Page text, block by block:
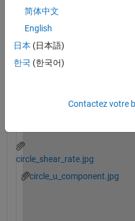
ou
répondre.
circle_shear_rate.jpg
circle_u_component.jpg
简体中文
English
日本 (日本語)
한국 (한국어)
Contactez votre